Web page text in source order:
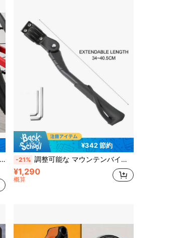
¥342 節約
-21% 調整可能な マウンテンバイク キックスタンド 耐食性 頑丈 自転車スタンド サイクリングアクセサリー
¥1,290
概算